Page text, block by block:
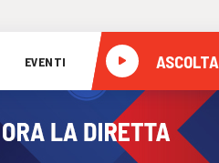
EVENTI ASCOLTA